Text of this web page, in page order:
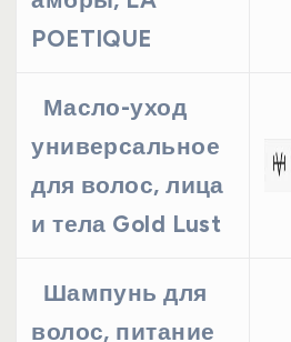
POETIQUE
Масло-уход
универсальное
для волос, лица
и тела Gold Lust
Шампунь для
волос, питание